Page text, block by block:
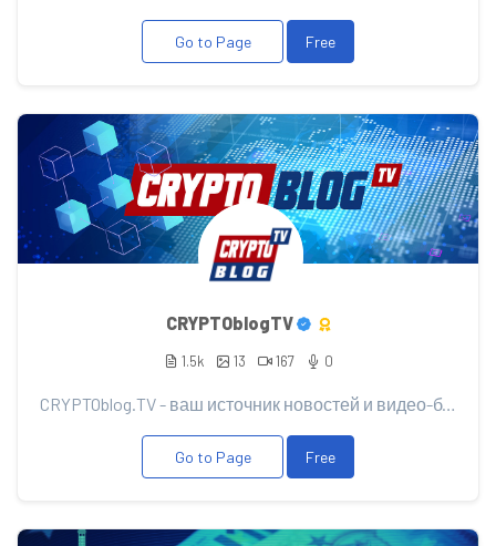
Go to Page Free
CRYPTOblogTV
1.5k 13 167 0
CRYPTOblog.TV - ваш источник новостей и видео-блога о мире криптовалют и блокчейна! Мы - команда энт...
Go to Page Free